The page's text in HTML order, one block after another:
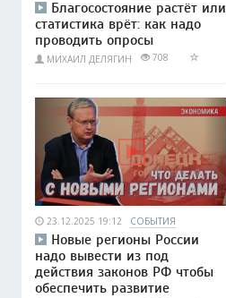
Благосостояние растёт или
статистика врёт: как надо
проводить опросы
МИХАИЛ ДЕЛЯГИН 708
23.12.2025 19:12 СОБЫТИЯ
Новые регионы России
надо вывести из под
действия законов РФ чтобы
обеспечить развитие